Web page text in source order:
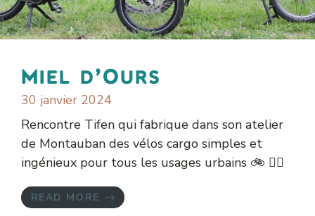
Miel d’Ours
30 janvier 2024
Rencontre Tifen qui fabrique dans son atelier
de Montauban des vélos cargo simples et
ingénieux pour tous les usages urbains 🚲 👌🏻
READ MORE